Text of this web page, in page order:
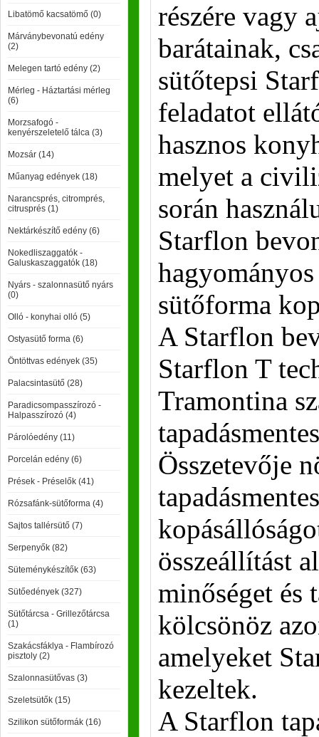
Libatömő kacsatömő (0)
Márványbevonatú edény
(2)
Melegen tartó edény (2)
Mérleg - Háztartási mérleg
(6)
Morzsafogó -
kenyérszeletelő tálca (3)
Mozsár (14)
Műanyag edények (18)
Narancsprés, citromprés,
citrusprés (1)
Nektárkészítő edény (6)
Nokedliszaggatók -
Galuskaszaggatók (18)
Nyárs - szalonnasütő nyárs
(0)
Olló - konyhai olló (5)
Ostyasütő forma (6)
Öntöttvas edények (35)
Palacsintasütő (28)
Paradicsompasszírozó -
Halpasszírozó (4)
Párolóedény (11)
Porcelán edény (6)
Prések - Préselők (41)
Rózsafánk-sütőforma (4)
Sajtos tallérsütő (7)
Serpenyők (82)
Süteménykészítők (63)
Sütőedények (327)
Sütőtárcsa - Grillezőtárcsa
(1)
Szakácsfáklya - Flambírozó
pisztoly (2)
Szalonnasütővas (3)
Szeletsütők (15)
Szilikon sütőformák (16)
részére vagy
barátainak,
sütőtepsi
feladatot
hasznos
melyet a
során
Starflon
sütőforma
A Starflon
Starflon T
Tramontina
Összetevője
összeállítást
minőséget és
kölcsönöz
amelyeket
kezeltek.
A Starflon